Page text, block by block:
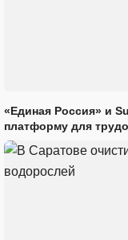
«Единая Россия» и
платформу для